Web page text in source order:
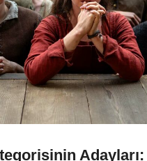
Adayları: